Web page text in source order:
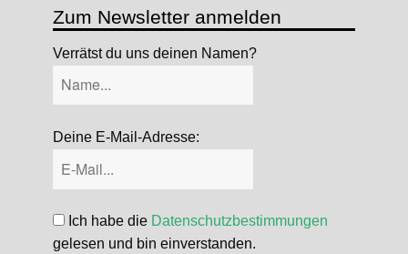
Zum Newsletter anmelden
Verrätst du uns deinen Namen?
Deine E-Mail-Adresse:
Ich habe die Datenschutzbestimmungen
gelesen und bin einverstanden.